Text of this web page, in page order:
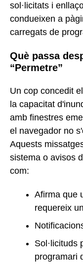
sol·licitats i
condueixen a
carregats de
Què passa
“Permetre”
Un cop concedit
la capacitat
amb finestres
el navegador no
Aquests
sistema o avisos
com:
Afirma que
requereix
Sol·licituds
programari